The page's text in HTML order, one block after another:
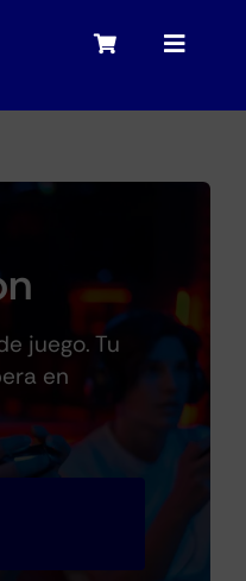
Toggle
Toggle
juego. Tu
en